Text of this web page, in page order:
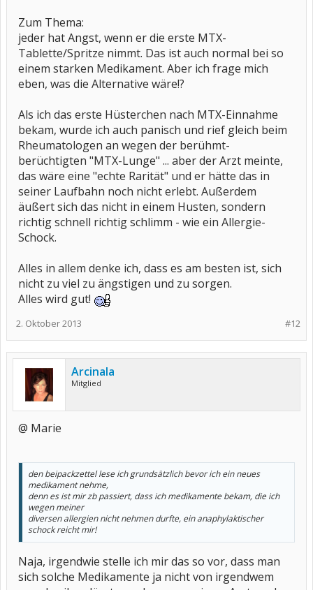
Zum Thema:
jeder hat Angst, wenn er die erste MTX-
Tablette/Spritze nimmt. Das ist auch normal bei so
einem starken Medikament. Aber ich frage mich
eben, was die Alternative wäre!?
Als ich das erste Hüsterchen nach MTX-Einnahme
bekam, wurde ich auch panisch und rief gleich beim
Rheumatologen an wegen der berühmt-
berüchtigten "MTX-Lunge" ... aber der Arzt meinte,
das wäre eine "echte Rarität" und er hätte das in
seiner Laufbahn noch nicht erlebt. Außerdem
äußert sich das nicht in einem Husten, sondern
richtig schnell richtig schlimm - wie ein Allergie-
Schock.
Alles in allem denke ich, dass es am besten ist, sich
nicht zu viel zu ängstigen und zu sorgen.
Alles wird gut!
#12
2. Oktober 2013
Arcinala
Mitglied
@ Marie
den beipackzettel lese ich grundsätzlich bevor ich ein neues
medikament nehme,
denn es ist mir zb passiert, dass ich medikamente bekam, die ich
wegen meiner
diversen allergien nicht nehmen durfte, ein anaphylaktischer
schock reicht mir!
Naja, irgendwie stelle ich mir das so vor, dass man
sich solche Medikamente ja nicht von irgendwem